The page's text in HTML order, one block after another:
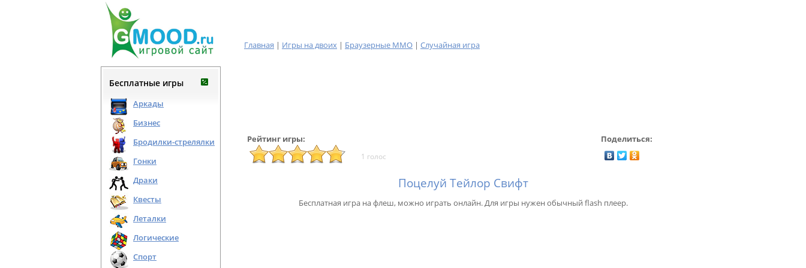
Главная | Игры на двоих | Браузерные MMO | Случайная игра
Бесплатные игры
Аркады
Бизнес
Бродилки-стрелялки
Гонки
Драки
Квесты
Леталки
Логические
Спорт
Рейтинг игры: Поделиться:
1 голос
Поцелуй Тейлор Свифт
Бесплатная игра на флеш, можно играть онлайн. Для игры нужен обычный flash плеер.